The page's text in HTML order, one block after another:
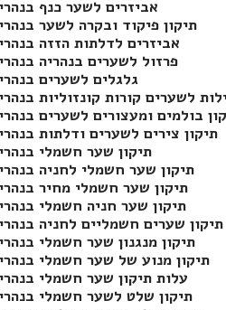
אביזרים לשער כנף
תיקון פיקוד ובקרה לשער
אביזרים לדלתות הזזה
פרזול לשערים בנהריה
גלגלים לשערים
לשערים קורות קונזוליות
בולמים ומעצורים לשערים
תיקון צירים לשערים ודלתות
תיקון שער חשמלי
תיקון שער חשמלי לחניה
תיקון שער חשמלי מחיר
תיקון שער חניה חשמלי
תיקון שערים חשמליים לחניה
תיקון מנגנון שער חשמלי
תיקון מנוע של שער חשמלי
עלות תיקון שער חשמלי
תיקון שלט לשער חשמלי